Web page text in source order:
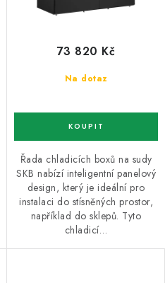
Na dotaz
73 820 Kč
Řada chladicích boxů na sudy
SKB nabízí inteligentní panelový
design, který je ideální pro
instalaci do stísněných prostor,
například do sklepů. Tyto
chladicí…